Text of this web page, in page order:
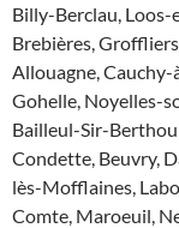
Billy-Berclau, Loos-
Brebières,
Allouagne,
Gohelle, Noyelles-
Bailleul-Sir-
Condette, Beuvry,
lès-Mofflaines,
Comte, Maroeuil,